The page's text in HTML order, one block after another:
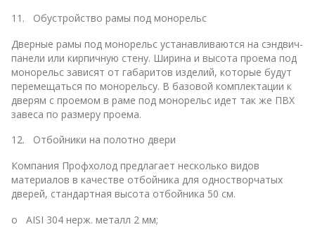
11. Обустройство рамы под монорельс
Дверные рамы под монорельс устанавливаются на сэндвич-
панели или кирпичную стену. Ширина и высота проема под
монорельс зависят от габаритов изделий, которые будут
перемещаться по монорельсу. В базовой комплектации к
дверям с проемом в раме под монорельс идет так же ПВХ
завеса по размеру проема.
12. Отбойники на полотно двери
Компания Профхолод предлагает несколько видов
материалов в качестве отбойника для одностворчатых
дверей, стандартная высота отбойника 50 см.
o AISI 304 нерж. металл 2 мм;